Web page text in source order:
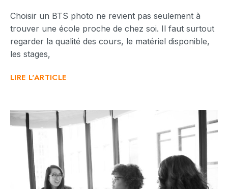
Choisir un BTS photo ne revient pas seulement à
trouver une école proche de chez soi. Il faut surtout
regarder la qualité des cours, le matériel disponible,
les stages,
LIRE L'ARTICLE